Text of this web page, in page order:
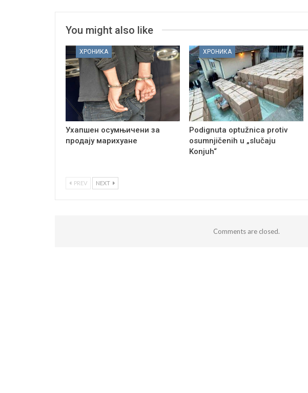
You might also like
ХРОНИКА
Ухапшен осумњичени за
продају марихуане
ХРОНИКА
Podignuta optužnica protiv
osumnjičenih u „slučaju
Konjuh“
PREV NEXT
Comments are closed.